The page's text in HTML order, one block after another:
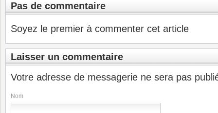
Pas de commentaire
Soyez le premier à commenter cet article
Laisser un commentaire
Votre adresse de messagerie ne sera pas
Nom